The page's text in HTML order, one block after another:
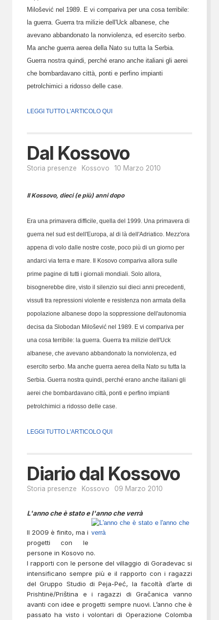
Milošević nel 1989. E vi compariva per una cosa terribile:
la guerra. Guerra tra milizie dell'Uck albanese, che
avevano abbandonato la nonviolenza, ed esercito serbo.
Ma anche guerra aerea della Nato su tutta la Serbia.
Guerra nostra quindi, perché erano anche italiani gli aerei
che bombardavano città, ponti e perfino impianti
petrolchimici a ridosso delle case.
LEGGI TUTTO L'ARTICOLO QUI
Dal Kossovo
Storia presenze Kossovo 10 Marzo 2010
Il Kossovo, dieci (e più) anni dopo
Era una primavera difficile, quella del 1999. Una primavera di
guerra nel sud est dell'Europa, al di là dell'Adriatico. Mezz'ora
appena di volo dalle nostre coste, poco più di un giorno per
andarci via terra e mare. Il Kosovo compariva allora sulle
prime pagine di tutti i giornali mondiali. Solo allora,
bisognerebbe dire, visto il silenzio sui dieci anni precedenti,
vissuti tra repressioni violente e resistenza non armata della
popolazione albanese dopo la soppressione dell'autonomia
decisa da Slobodan Milošević nel 1989. E vi compariva per
una cosa terribile: la guerra. Guerra tra milizie dell'Uck
albanese, che avevano abbandonato la nonviolenza, ed
esercito serbo. Ma anche guerra aerea della Nato su tutta la
Serbia. Guerra nostra quindi, perché erano anche italiani gli
aerei che bombardavano città, ponti e perfino impianti
petrolchimici a ridosso delle case.
LEGGI TUTTO L'ARTICOLO QUI
Diario dal Kossovo
Storia presenze Kossovo 09 Marzo 2010
L'anno che è stato e l'anno che verrà
Il 2009 è finito, ma i
progetti con le
persone in Kosovo no.
I rapporti con le persone del villaggio di Goradevac si
intensificano sempre più e il rapporto con i ragazzi
del Gruppo Studio di Peja-Peć, la facoltà d’arte di
Prishtinë/Priština e i ragazzi di Gračanica vanno
avanti con idee e progetti sempre nuovi. L’anno che è
passato ha visto i volontari di Operazione Colomba